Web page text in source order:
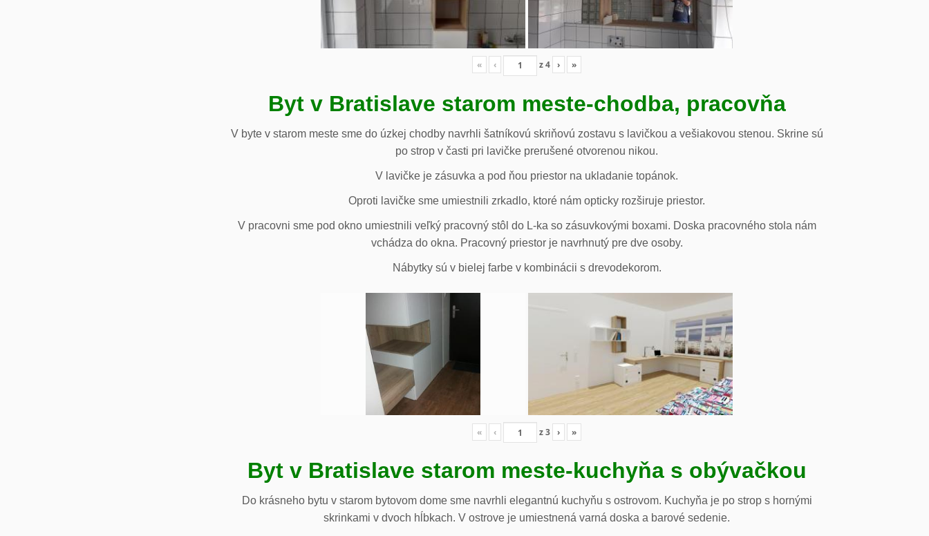
« ‹ z4 › »
Byt v Bratislave starom meste-chodba, pracovňa
V byte v starom meste sme do úzkej chodby navrhli šatníkovú skriňovú zostavu s lavičkou a vešiakovou stenou. Skrine sú
po strop v časti pri lavičke prerušené otvorenou nikou.
V lavičke je zásuvka a pod ňou priestor na ukladanie topánok.
Oproti lavičke sme umiestnili zrkadlo, ktoré nám opticky rozširuje priestor.
V pracovni sme pod okno umiestnili veľký pracovný stôl do L-ka so zásuvkovými boxami. Doska pracovného stola nám
vchádza do okna. Pracovný priestor je navrhnutý pre dve osoby.
Nábytky sú v bielej farbe v kombinácii s drevodekorom.
« ‹ z3 › »
Byt v Bratislave starom meste-kuchyňa s obývačkou
Do krásneho bytu v starom bytovom dome sme navrhli elegantnú kuchyňu s ostrovom. Kuchyňa je po strop s hornými
skrinkami v dvoch hĺbkach. V ostrove je umiestnená varná doska a barové sedenie.